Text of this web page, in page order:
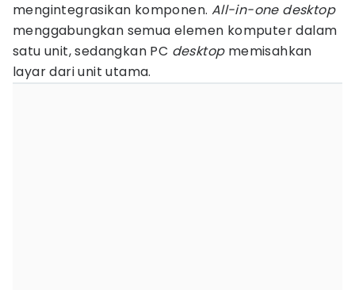
mengintegrasikan komponen. All-in-one desktop
menggabungkan semua elemen komputer dalam
satu unit, sedangkan PC desktopmemisahkan
layar dari unit utama.